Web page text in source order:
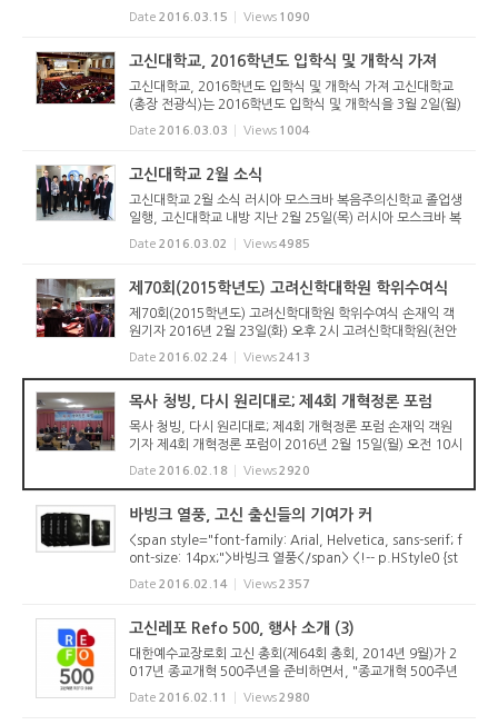
명이 3월 7(월)-11(금)까지 SFC 보홀지부를 방문했다. 보홀지
부는 2004년부터 필리핀에서 사역을 시작한 13년차 백현두
Date 2016.03.15 Views 1090
고신대학교, 2016학년도 입학식 및 개학식 가져
고신대학교, 2016학년도 입학식 및 개학식 가져 고신대학교
(총장 전광식)는 2016학년도 입학식 및 개학식을 3월 2일(월)
오전 11시 예음관에서 가졌다. 신입생은 학부 949명, 대학원
351명, 여자신학원 20명 총 1,320명이다. 외국인 신입생은
Date 2016.03.03 Views 1004
고신대학교 2월 소식
고신대학교 2월 소식 러시아 모스크바 복음주의신학교 졸업생
일행, 고신대학교 내방 지난 2월 25일(목) 러시아 모스크바 복
음주의신학교 졸업생 일행이 고신대학교(총장 전광식)를 방문
했다. 러시아 복음주의신학교 학장 조동석 선교사(총신대학교
Date 2016.03.02 Views4985
제70회(2015학년도) 고려신학대학원 학위수여식
제70회(2015학년도) 고려신학대학원 학위수여식 손재익 객
원기자 2016년 2월 23일(화) 오후 2시 고려신학대학원(천안
시 삼룡동 소재) 대강당에서는 제70회(2015학년도) 고려신학
대학원 학위수여식이 열렸다. 목회학석사(M. Div) 85명, 신
학석사(S.T.M./Th.M/T...
Date 2016.02.24 Views2413
목사 청빙, 다시 원리대로; 제4회 개혁정론 포럼
목사 청빙, 다시 원리대로; 제4회 개혁정론 포럼 손재익 객원
기자 제4회 개혁정론 포럼이 2016년 2월 15일(월) 오전 10시
부터 오후 4시까지 대구산성교회당(담임 황원하 목사)에서 열
렸다. 약 70여 명이 참석하여 성황을 이룬 가운데 “목사의 위
Date 2016.02.18 Views2920
바빙크 열풍, 고신 출신들의 기여가 커
<span style="font-family: Arial, Helvetica, sans-serif; f
ont-size: 14px;">바빙크 열풍</span> <!-- p.HStyle0 {st
yle-name:"바탕글"; margin-top:0.0pt; margin-bottom:
0.0pt; text-align:justify; text-indent:0.0pt; line-heigh
Date 2016.02.14 Views2357
고신레포 Refo 500, 행사 소개 (3)
대한예수교장로회 고신 총회(제64회 총회, 2014년 9월)가 2
017년 종교개혁 500주년을 준비하면서, "종교개혁 500주년
준비위원회"(위원장: 박영호 목사)를 구성하고 2015년 제65
회 총회에서 중요사업을 인준하였습니다. 이에 위 위원회의 주
Date 2016.02.11 Views2980